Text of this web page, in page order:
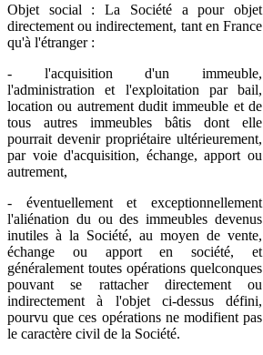
Objet social : La Société a pour objet
directement ou indirectement, tant en France
qu'à l'étranger :
- l'acquisition d'un immeuble,
l'administration et l'exploitation par bail,
location ou autrement dudit immeuble et de
tous autres immeubles bâtis dont elle
pourrait devenir propriétaire ultérieurement,
par voie d'acquisition, échange, apport ou
autrement,
- éventuellement et exceptionnellement
l'aliénation du ou des immeubles devenus
inutiles à la Société, au moyen de vente,
échange ou apport en société, et
généralement toutes opérations quelconques
pouvant se rattacher directement ou
indirectement à l'objet ci-dessus défini,
pourvu que ces opérations ne modifient pas
le caractère civil de la Société.